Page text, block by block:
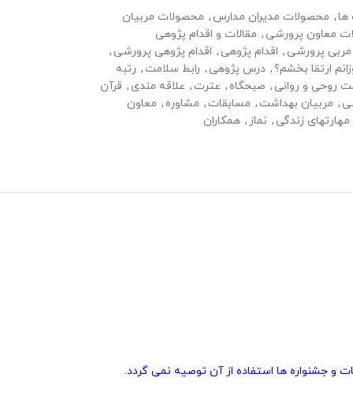
, محصولات مدیران مدارس , محصولات مربیان
معاون پرورشی , مقالات و اقدام پژوهی
مربی پرورشی , اقدام پژوهی , اقدام پژوهی پرورشی ,
ارتقا بخشم؟ , درس پژوهی , رابط سلامت , رتبه
روحی و روانی , صبحگاه , عترت , علاقه مندی , قرآن
, مربیان بهداشت , مسابقات , مشاوره , معاون
مهارتهای زندگی , نماز , همکاران
و جشنواره ها استفاده از آن توصیه نمی گردد.